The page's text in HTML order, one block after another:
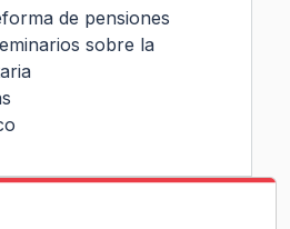
de pensiones
sobre la